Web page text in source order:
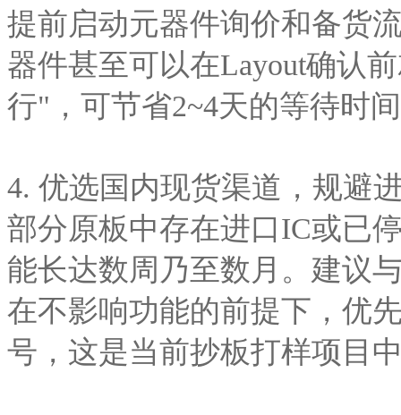
提前启动元器件询价和备货
器件甚至可以在Layout确认
行"，可节省2~4天的等待时
4. 优选国内现货渠道，规避
部分原板中存在进口IC或已
能长达数周乃至数月。建议
在不影响功能的前提下，优
号，这是当前抄板打样项目